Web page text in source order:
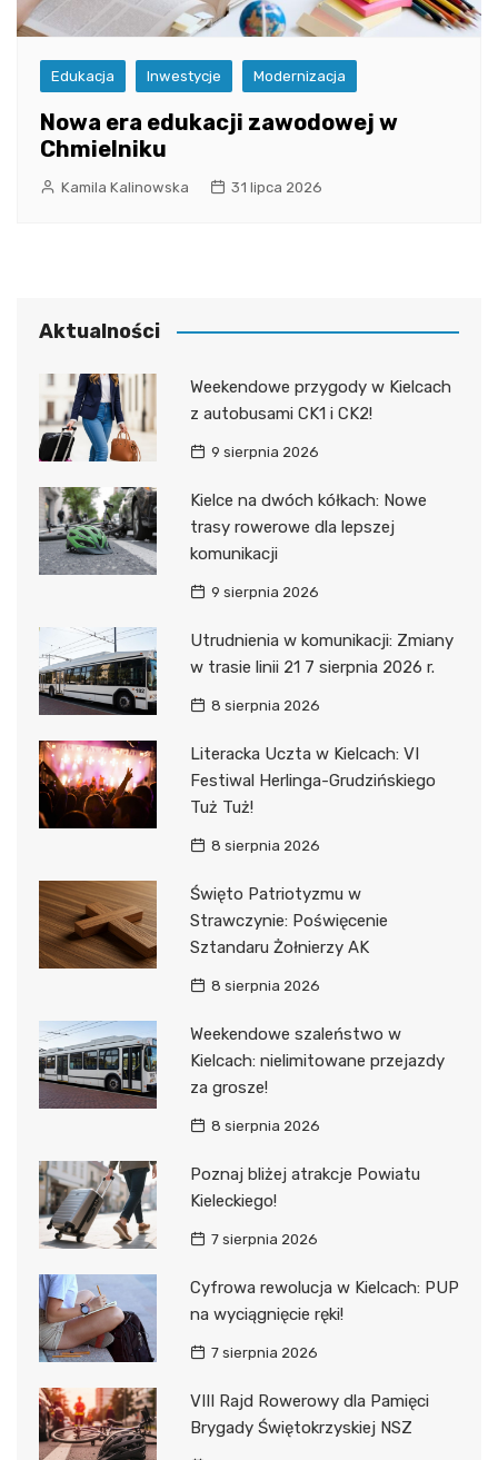
Edukacja Inwestycje Modernizacja
Nowa era edukacji zawodowej w
Chmielniku
Kamila Kalinowska 31 lipca 2026
Aktualności
Weekendowe przygody w Kielcach
z autobusami CK1 i CK2!
9 sierpnia 2026
Kielce na dwóch kółkach: Nowe
trasy rowerowe dla lepszej
komunikacji
9 sierpnia 2026
Utrudnienia w komunikacji: Zmiany
w trasie linii 21 7 sierpnia 2026 r.
8 sierpnia 2026
Literacka Uczta w Kielcach: VI
Festiwal Herlinga-Grudzińskiego
Tuż Tuż!
8 sierpnia 2026
Święto Patriotyzmu w
Strawczynie: Poświęcenie
Sztandaru Żołnierzy AK
8 sierpnia 2026
Weekendowe szaleństwo w
Kielcach: nielimitowane przejazdy
za grosze!
8 sierpnia 2026
Poznaj bliżej atrakcje Powiatu
Kieleckiego!
7 sierpnia 2026
Cyfrowa rewolucja w Kielcach: PUP
na wyciągnięcie ręki!
7 sierpnia 2026
VIII Rajd Rowerowy dla Pamięci
Brygady Świętokrzyskiej NSZ